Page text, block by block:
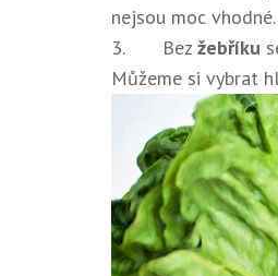
nejsou moc
3. Bez žebříku
Můžeme si vybrat